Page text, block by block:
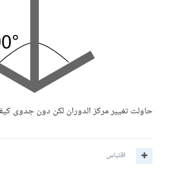
حاولت تغيير مركز الدوران لكن دون جدوى
اقتباس